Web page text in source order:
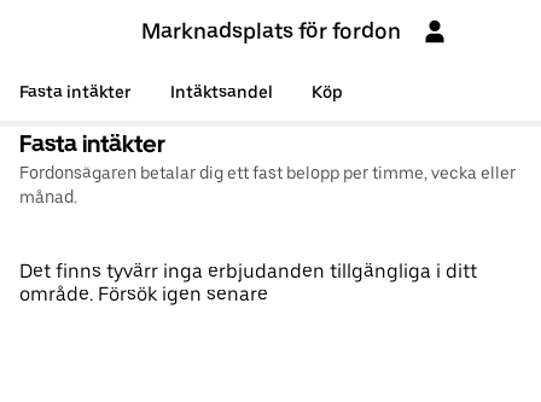
Marknadsplats för fordon
Fasta intäkter Intäktsandel Köp
Fasta intäkter
Fordonsägaren betalar dig ett fast belopp per timme, vecka eller
månad.
Det finns tyvärr inga erbjudanden tillgängliga i ditt
område. Försök igen senare